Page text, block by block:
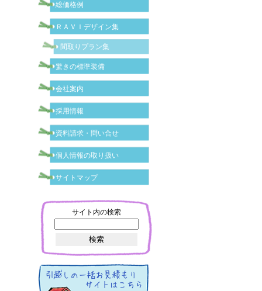
総価格例
ＲＡＶＩデザイン集
間取りプラン集
驚きの標準装備
会社案内
採用情報
資料請求・問い合せ
個人情報の取り扱い
サイトマップ
サイト内の検索